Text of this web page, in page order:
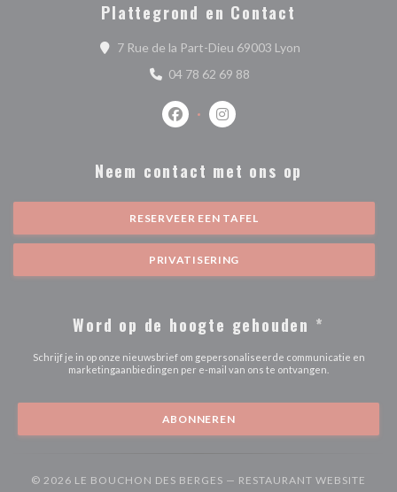
Plattegrond en Contact
7 Rue de la Part-Dieu 69003 Lyon
04 78 62 69 88
Facebook ((opent in een nieuw
Instagram ((opent in een
Neem contact met ons op
RESERVEER EEN TAFEL
PRIVATISERING
Word op de hoogte gehouden *
Schrijf je in op onze nieuwsbrief om gepersonaliseerde communicatie en
marketingaanbiedingen per e-mail van ons te ontvangen.
ABONNEREN
© 2026 LE BOUCHON DES BERGES — RESTAURANT WEBSITE